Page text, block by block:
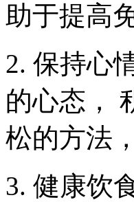
助于提高
2. 保持心
的心态，
松的方法
3. 健康饮